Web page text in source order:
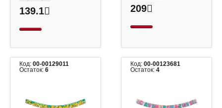
139.1 209
Код: 00-00129011
Остаток: 6
Код:00-00123681
Остаток:4